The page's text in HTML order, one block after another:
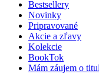
Bestsellery
Novinky
Pripravované
Akcie a zľavy
Kolekcie
BookTok
Mám záujem o titul